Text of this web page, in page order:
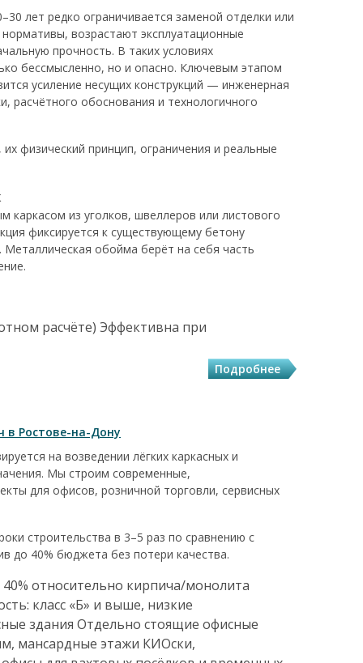
лет редко ограничивается заменой отделки или
возрастают эксплуатационные
прочность. В таких условиях
бессмысленно, но и опасно. Ключевым этапом
усиление несущих конструкций — инженерная
расчётного обоснования и технологичного
физический принцип, ограничения и реальные
из уголков, швеллеров или листового
фиксируется к существующему бетону
обойма берёт на себя часть
расчёте) Эффективна при
Подробнее
в Ростове-на-Дону
на возведении лёгких каркасных и
Мы строим современные,
для офисов, розничной торговли, сервисных
строительства в 3–5 раз по сравнению с
до 40% бюджета без потери качества.
относительно кирпича/монолита
класс «Б» и выше, низкие
здания Отдельно стоящие офисные
мансардные этажи КИОски,